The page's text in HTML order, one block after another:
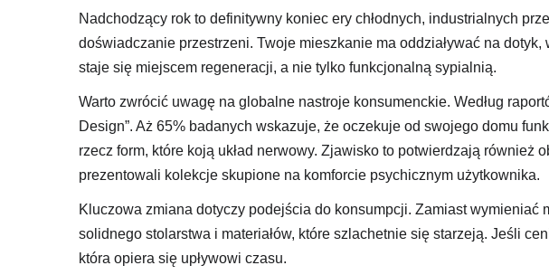
Nadchodzący rok to definitywny koniec ery chłodnych, industrialnych
doświadczanie przestrzeni. Twoje mieszkanie ma oddziaływać na
staje się miejscem regeneracji, a nie tylko funkcjonalną sypialnią.
Warto zwrócić uwagę na globalne nastroje konsumenckie. Według
Design”. Aż 65% badanych wskazuje, że oczekuje od swojego domu
rzecz form, które koją układ nerwowy. Zjawisko to potwierdzają
prezentowali kolekcje skupione na komforcie psychicznym użytkownika.
Kluczowa zmiana dotyczy podejścia do konsumpcji. Zamiast wymieniać
solidnego stolarstwa i materiałów, które szlachetnie się starzeją. Jeśli
która opiera się upływowi czasu.